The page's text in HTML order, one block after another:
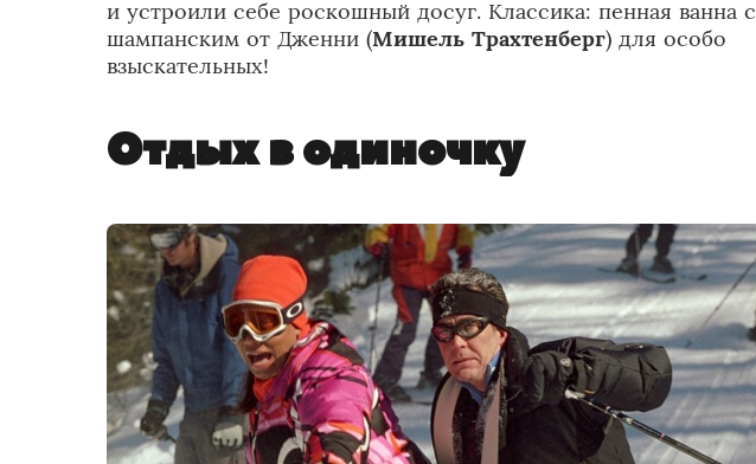
и устроили себе роскошный досуг. Классика: пенная ванна с
шампанским от Дженни (Мишель Трахтенберг) для особо
взыскательных!
Отдых в одиночку